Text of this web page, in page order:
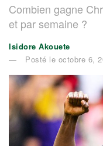
Combien gagne
et par semaine ?
Isidore Akouete
Posté le octobre 6,